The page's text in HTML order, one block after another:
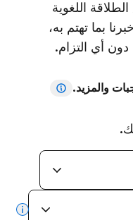
اللغوية
بما تهتم به،
أي التزام.
والمزيد.